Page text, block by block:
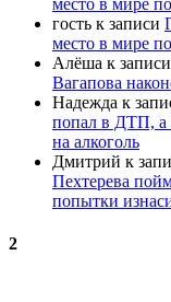
место в мире
гость к записи
место в мире
Алёша к записи
Вагапова
Надежда к
попал в ДТП, а
на алкоголь
Дмитрий к
Пехтерева
попытки
2